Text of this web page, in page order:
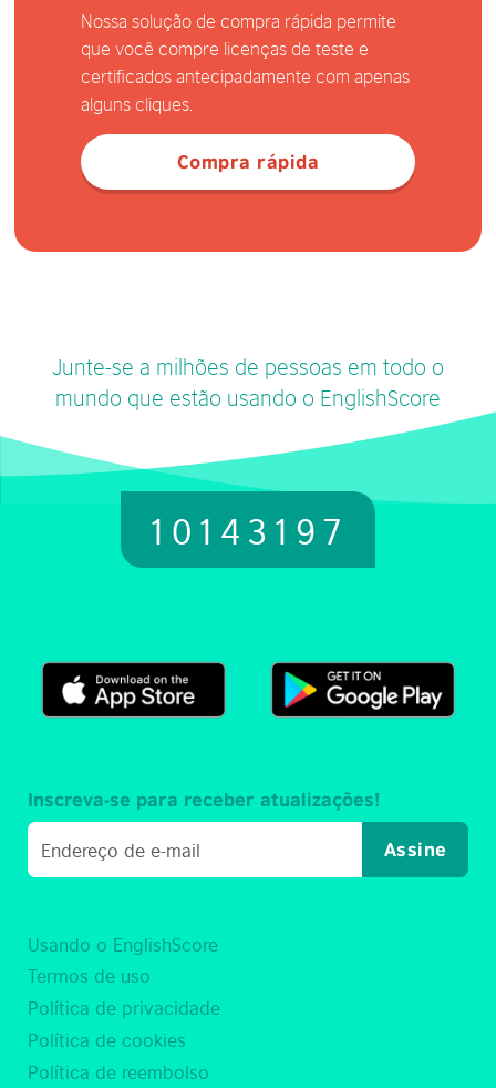
Nossa solução de compra rápida permite
que você compre licenças de teste e
certificados antecipadamente com apenas
alguns cliques.
Compra rápida
Junte-se a milhões de pessoas em todo o
mundo que estão usando o EnglishScore
10143197
Usando o EnglishScore
Termos de uso
Política de privacidade
Política de cookies
Política de reembolso
Inscreva-se para receber atualizações!
Assine